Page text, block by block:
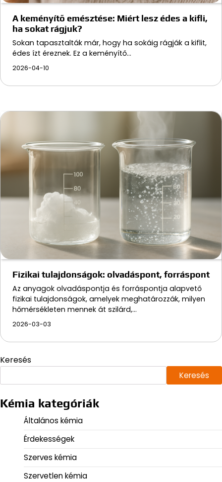
A keményítő emésztése: Miért lesz édes a kifli,
ha sokat rágjuk?
Sokan tapasztalták már, hogy ha sokáig rágják a kiflit,
édes ízt éreznek. Ez a keményítő…
2026-04-10
Fizikai tulajdonságok: olvadáspont, forráspont
Az anyagok olvadáspontja és forráspontja alapvető
fizikai tulajdonságok, amelyek meghatározzák, milyen
hőmérsékleten mennek át szilárd,…
2026-03-03
Keresés
Keresés
Kémia kategóriák
Általános kémia
Érdekességek
Szerves kémia
Szervetlen kémia